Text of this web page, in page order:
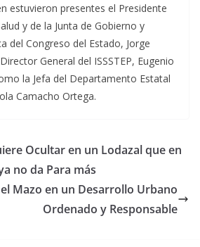
estuvieron presentes el Presidente
y de la Junta de Gobierno y
del Congreso del Estado, Jorge
General del ISSSTEP, Eugenio
la Jefa del Departamento Estatal
Camacho Ortega.
Ocultar en un Lodazal que en
no da Para más
Mazo en un Desarrollo Urbano
Ordenado y Responsable